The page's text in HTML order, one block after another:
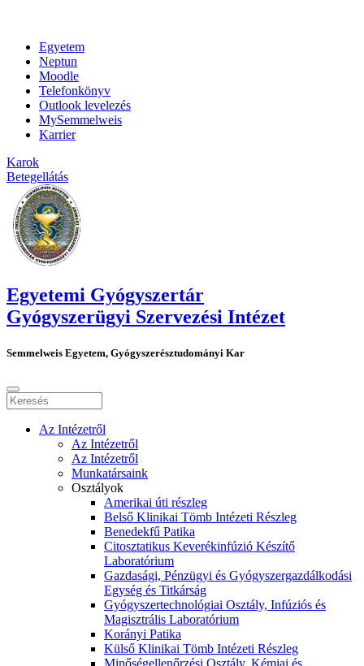
Egyetem
Neptun
Moodle
Telefonkönyv
Outlook levelezés
MySemmelweis
Karrier
Karok
Betegellátás
Egyetemi Gyógyszertár
Gyógyszerügyi Szervezési Intézet
Semmelweis Egyetem, Gyógyszerésztudományi Kar
Az Intézetről
Az Intézetről
Az Intézetről
Munkatársaink
Osztályok
Amerikai úti részleg
Belső Klinikai Tömb Intézeti Részleg
Benedekfű Patika
Citosztatikus Keverékinfúzió Készítő
Laboratórium
Gazdasági, Pénzügyi és Gyógyszergazdálkodási
Egység és Titkárság
Gyógyszertechnológiai Osztály, Infúziós és
Magisztrális Laboratórium
Korányi Patika
Külső Klinikai Tömb Intézeti Részleg
Minőségellenőrzési Osztály, Kémiai és